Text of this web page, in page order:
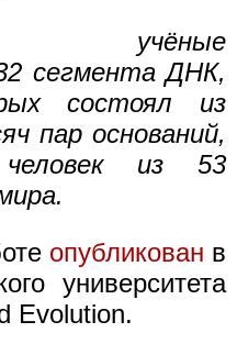
учёные
сегмента ДНК,
состоял из
пар оснований,
из 53
опубликован в
университета
Evolution.